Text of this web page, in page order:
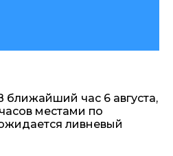
час 6 августа,
местами по
ливневый